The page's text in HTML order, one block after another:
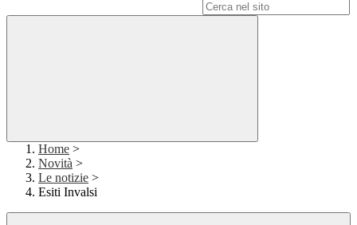
Home >
Novità >
Le notizie >
Esiti Invalsi